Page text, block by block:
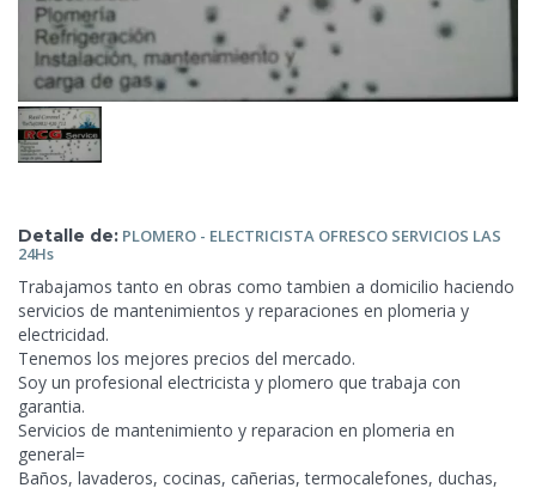
Detalle de: PLOMERO - ELECTRICISTA OFRESCO SERVICIOS LAS
24Hs
Trabajamos tanto en obras como tambien a domicilio haciendo
servicios de mantenimientos y reparaciones en plomeria y
electricidad.
Tenemos los mejores precios del mercado.
Soy un profesional electricista y plomero que trabaja con
garantia.
Servicios de mantenimiento y reparacion en plomeria en
general=
Baños, lavaderos, cocinas, cañerias, termocalefones, duchas,